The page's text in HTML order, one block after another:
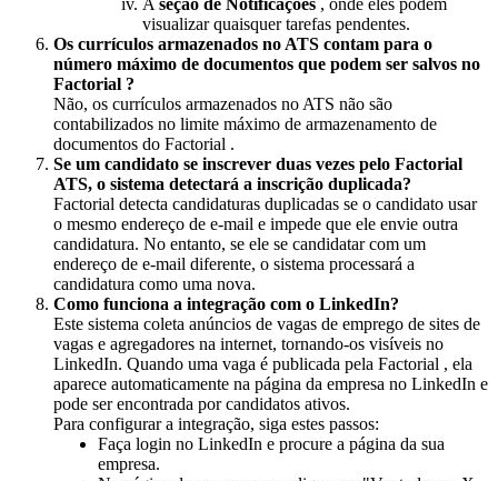
A seção de Notificações , onde eles podem
visualizar quaisquer tarefas pendentes.
Os currículos armazenados no ATS contam para o
número máximo de documentos que podem ser salvos no
Factorial ?
Não, os currículos armazenados no ATS não são
contabilizados no limite máximo de armazenamento de
documentos do Factorial .
Se um candidato se inscrever duas vezes pelo Factorial
ATS, o sistema detectará a inscrição duplicada?
Factorial detecta candidaturas duplicadas se o candidato usar
o mesmo endereço de e-mail e impede que ele envie outra
candidatura. No entanto, se ele se candidatar com um
endereço de e-mail diferente, o sistema processará a
candidatura como uma nova.
Como funciona a integração com o LinkedIn?
Este sistema coleta anúncios de vagas de emprego de sites de
vagas e agregadores na internet, tornando-os visíveis no
LinkedIn. Quando uma vaga é publicada pela Factorial , ela
aparece automaticamente na página da empresa no LinkedIn e
pode ser encontrada por candidatos ativos.
Para configurar a integração, siga estes passos:
Faça login no LinkedIn e procure a página da sua
empresa.